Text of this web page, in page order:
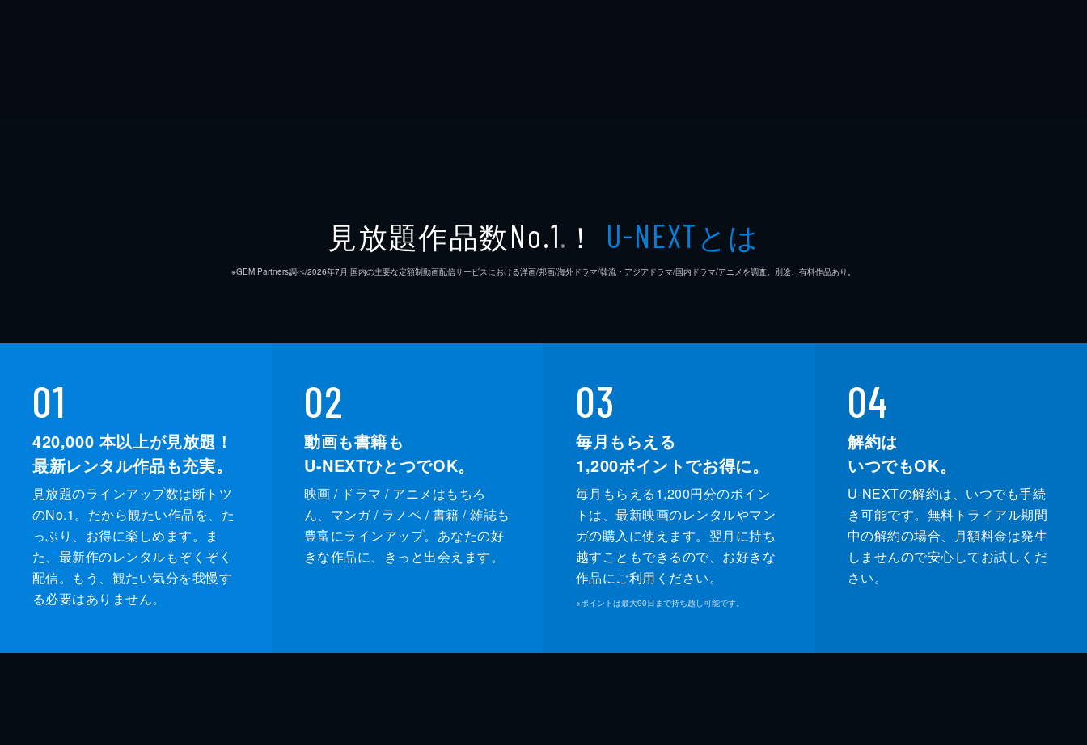
見放題作品数No.1 ※ ！ U-NEXTとは
※GEM Partners調べ/2026年7⽉ 国内の主要な定額制動画配信サービスにおける洋画/邦画/海外ドラマ/韓流・アジアドラマ/国内ドラマ/アニメを調査。別途、有料作品あり。
01
420,000 本以上が見放題！
最新レンタル作品も充実。
見放題のラインアップ数は断トツ
のNo.1。だから観たい作品を、た
っぷり、お得に楽しめます。ま
た、最新作のレンタルもぞくぞく
配信。もう、観たい気分を我慢す
る必要はありません。
02
動画も書籍も
U-NEXTひとつでOK。
映画 / ドラマ / アニメはもちろ
ん、マンガ / ラノベ / 書籍 / 雑誌も
豊富にラインアップ。あなたの好
きな作品に、きっと出会えます。
03
毎月もらえる
1,200ポイントでお得に。
毎月もらえる1,200円分のポイン
トは、最新映画のレンタルやマン
ガの購入に使えます。翌月に持ち
越すこともできるので、お好きな
作品にご利用ください。
※ポイントは最大90日まで持ち越し可能です。
04
解約は
いつでもOK。
U-NEXTの解約は、いつでも手続
き可能です。無料トライアル期間
中の解約の場合、月額料金は発生
しませんので安心してお試しくだ
さい。